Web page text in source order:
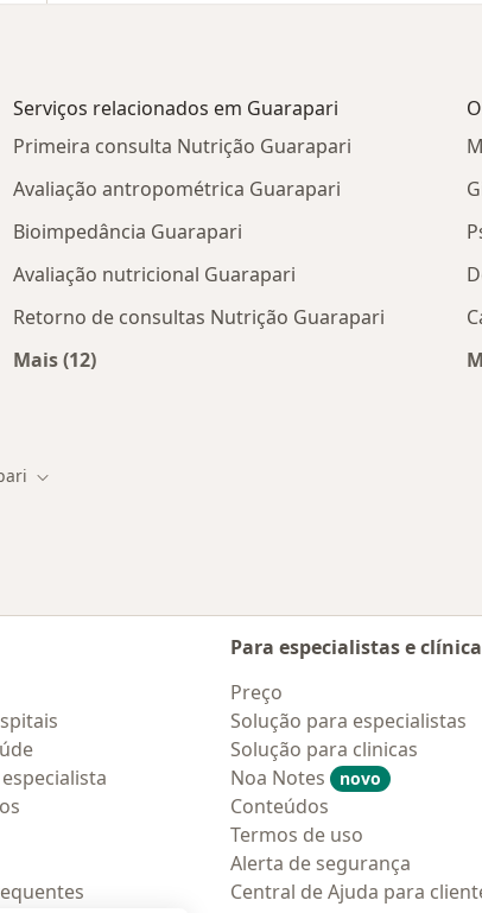
Serviços relacionados em Guarapari
Primeira consulta Nutrição Guarapari
Avaliação antropométrica Guarapari
Bioimpedância Guarapari
Avaliação nutricional Guarapari
Retorno de consultas Nutrição Guarapari
Mais (12)
Mudar de cidade
Para especialistas e
Preço
Solução para especialistas
Solução para clinicas
Noa Notes
novo
Conteúdos
Termos de uso
Alerta de segurança
Central de Ajuda para